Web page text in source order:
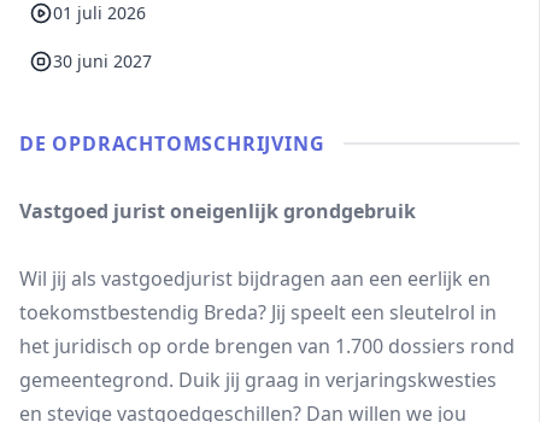
01 juli 2026
30 juni 2027
DE OPDRACHT­OMSCHRIJVING
Vastgoed jurist oneigenlijk grondgebruik
Wil jij als vastgoedjurist bijdragen aan een eerlijk en
toekomstbestendig Breda? Jij speelt een sleutelrol in
het juridisch op orde brengen van 1.700 dossiers rond
gemeentegrond. Duik jij graag in verjaringskwesties
en stevige vastgoedgeschillen? Dan willen we jou